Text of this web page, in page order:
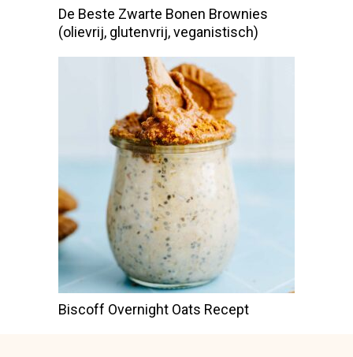
De Beste Zwarte Bonen Brownies
(olievrij, glutenvrij, veganistisch)
Biscoff Overnight Oats Recept